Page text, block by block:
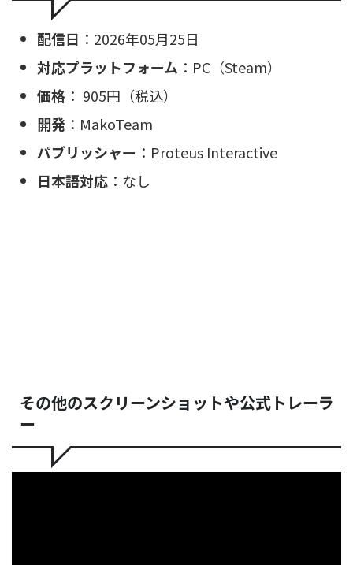
配信日 ：2026年05月25日
対応プラットフォーム ：PC（Steam）
価格 ： 905円（税込）
開発 ：MakoTeam
パブリッシャー ：Proteus Interactive
日本語対応 ：なし
その他のスクリーンショットや公式トレーラ
ー